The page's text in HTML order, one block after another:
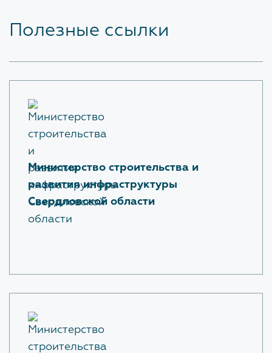
Полезные ссылки
Министерство строительства и
развития инфраструктуры
Свердловской области